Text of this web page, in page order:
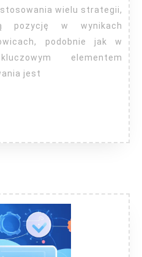
wielu strategii,
pozycję w wynikach
podobnie jak w
elementem
jest